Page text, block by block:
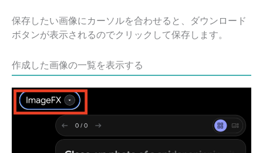
保存したい画像にカーソルを合わせると、ダウンロード
ボタンが表示されるのでクリックして保存します。
作成した画像の一覧を表示する